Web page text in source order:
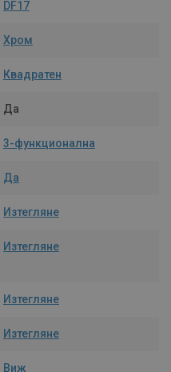
DF17
Хром
Квадратен
Да
3-функционална
Да
Изтегляне
Изтегляне
Изтегляне
Изтегляне
Виж